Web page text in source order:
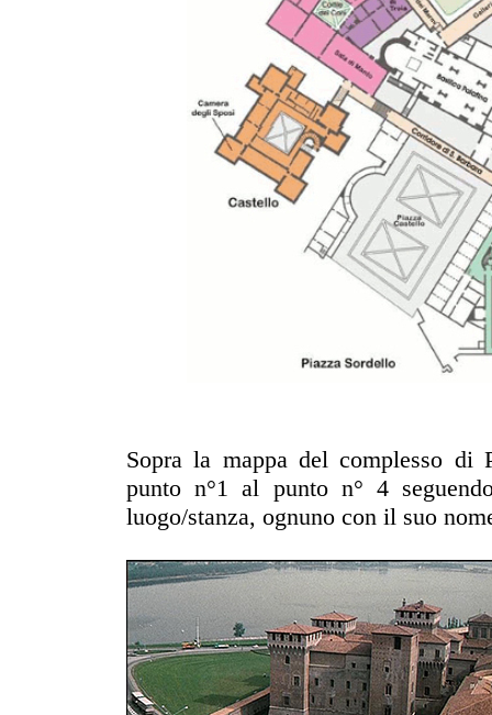
Sopra la mappa del complesso di
punto n°1 al punto n° 4
luogo/stanza, ognuno con il suo